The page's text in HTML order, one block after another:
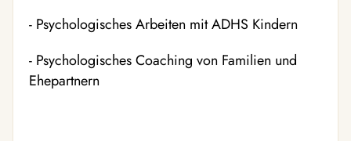
- Psychologisches Arbeiten mit ADHS Kindern
- Psychologisches Coaching von Familien und
Ehepartnern